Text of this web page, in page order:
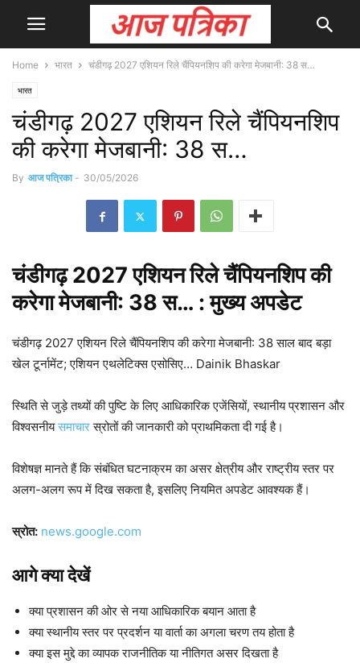
Home भारत चंडीगढ़ 2027 एशियन रिले चैंपियनशिप की करेगा मेजबानी: 38 स…
भारत
चंडीगढ़ 2027 एशियन रिले चैंपियनशिप
की करेगा मेजबानी: 38 स…
By आज पत्रिका - 30/05/2026
चंडीगढ़2027एशियन रिले चैंपियनशिप की
करेगा मेजबानी: 38 स… : मुख्यअपडेट
चंडीगढ़ 2027 एशियन रिले चैंपियनशिप की करेगा मेजबानी: 38 साल बाद बड़ा
खेल टूर्नामेंट; एशियन एथलेटिक्स एसोसिए… Dainik Bhaskar
स्थिति से जुड़े तथ्यों की पुष्टि के लिए आधिकारिक एजेंसियों, स्थानीय प्रशासन और
विश्वसनीयसमाचारस्रोतों की जानकारी को प्राथमिकता दी गई है।
विशेषज्ञ मानते हैं कि संबंधित घटनाक्रम का असर क्षेत्रीय और राष्ट्रीय स्तर पर
अलग-अलग रूप में दिख सकता है, इसलिए नियमित अपडेट आवश्यक हैं।
स्रोत: news.google.com
आगे क्या देखें
क्या प्रशासन की ओर से नया आधिकारिक बयान आता है
क्या स्थानीय स्तर पर प्रदर्शन या वार्ता का अगला चरण तय होता है
क्या इस मुद्दे का व्यापक राजनीतिक या नीतिगत असर दिखता है